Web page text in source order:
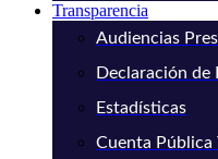
Transparencia
Audiencias
Declaración
Estadísticas
Cuenta Pública